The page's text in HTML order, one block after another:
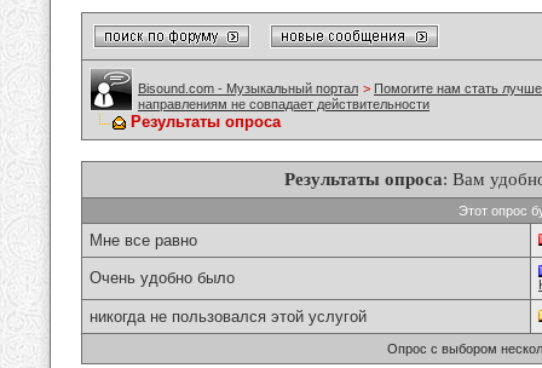
Bisound.com - Музыкальный портал > Помогите нам стать
направлениям не совпадает действительности
Результаты опроса
Результаты опроса: Вам
Этот опрос
Мне все равно
Очень удобно было
никогда не пользовался этой услугой
Опрос с выбором